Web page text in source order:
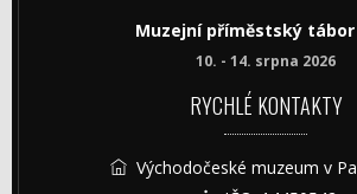
Muzejní příměstský tábor
10. - 14. srpna 2026
RYCHLÉ KONTAKTY
Východočeské muzeum v